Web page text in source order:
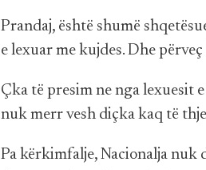
Prandaj, është shumë
e lexuar me kujdes. Dhe
Çka të presim ne nga lexuesit
nuk merr vesh diçka kaq të
Pa kërkimfalje, Nacionalja nuk